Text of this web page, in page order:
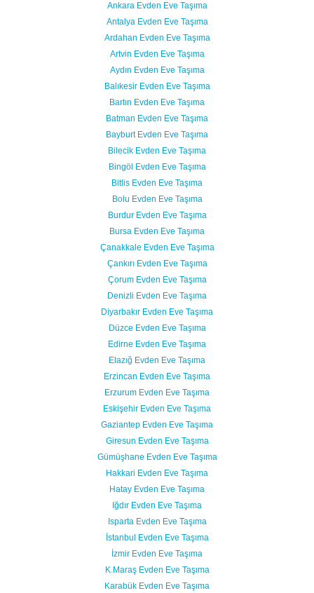
Ankara Evden Eve Taşıma
Antalya Evden Eve Taşıma
Ardahan Evden Eve Taşıma
Artvin Evden Eve Taşıma
Aydın Evden Eve Taşıma
Balıkesir Evden Eve Taşıma
Bartın Evden Eve Taşıma
Batman Evden Eve Taşıma
Bayburt Evden Eve Taşıma
Bilecik Evden Eve Taşıma
Bingöl Evden Eve Taşıma
Bitlis Evden Eve Taşıma
Bolu Evden Eve Taşıma
Burdur Evden Eve Taşıma
Bursa Evden Eve Taşıma
Çanakkale Evden Eve Taşıma
Çankırı Evden Eve Taşıma
Çorum Evden Eve Taşıma
Denizli Evden Eve Taşıma
Diyarbakır Evden Eve Taşıma
Düzce Evden Eve Taşıma
Edirne Evden Eve Taşıma
Elazığ Evden Eve Taşıma
Erzincan Evden Eve Taşıma
Erzurum Evden Eve Taşıma
Eskişehir Evden Eve Taşıma
Gaziantep Evden Eve Taşıma
Giresun Evden Eve Taşıma
Gümüşhane Evden Eve Taşıma
Hakkari Evden Eve Taşıma
Hatay Evden Eve Taşıma
Iğdır Evden Eve Taşıma
Isparta Evden Eve Taşıma
İstanbul Evden Eve Taşıma
İzmir Evden Eve Taşıma
K.Maraş Evden Eve Taşıma
Karabük Evden Eve Taşıma